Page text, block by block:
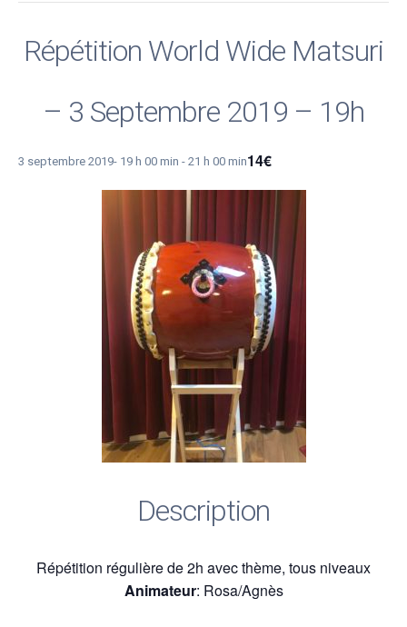
Répétition World Wide Matsuri
– 3 Septembre 2019 – 19h
3 septembre 2019- 19 h 00 min - 21 h 00 min14€
Description
Répétition régulière de 2h avec thème, tous niveaux
Animateur: Rosa/Agnès